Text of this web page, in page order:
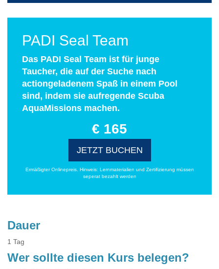
PADI Seal Team
Das PADI Seal Team ist für junge
Taucher, die auf der Suche nach
actiongeladenem Spaß in einem Pool
sind, indem sie aufregende Scuba
AquaMissions machen.
€ 165
JETZT BUCHEN
Ermäßigter Onlinepreis. Hinweis: Lernmaterialien und Zertifizierung müssen
seperat bezahlt werden
Dauer
1 Tag
Wer sollte diesen Kurs belegen?